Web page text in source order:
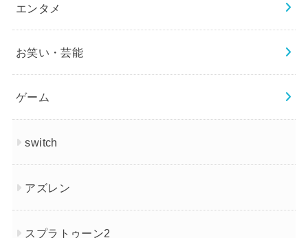
エンタメ
お笑い・芸能
ゲーム
switch
アズレン
スプラトゥーン2